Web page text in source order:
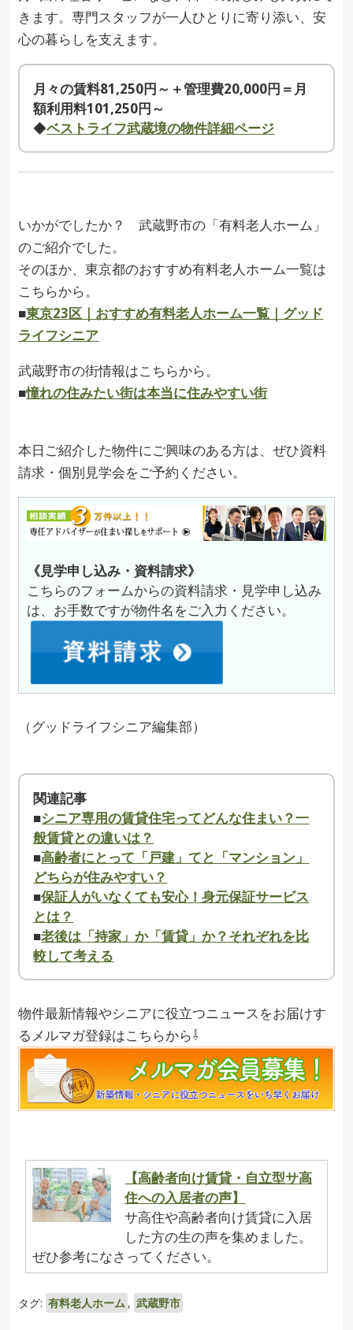
きます。専門スタッフが一人ひとりに寄り添い、安
心の暮らしを支えます。
月々の賃料81,250円～＋管理費20,000円＝月
額利用料101,250円～
◆ベストライフ武蔵境の物件詳細ページ
いかがでしたか？ 武蔵野市の「有料老人ホーム」
のご紹介でした。
そのほか、東京都のおすすめ有料老人ホーム一覧は
こちらから。
■東京23区｜おすすめ有料老人ホーム一覧｜グッド
ライフシニア
武蔵野市の街情報はこちらから。
■憧れの住みたい街は本当に住みやすい街
本日ご紹介した物件にご興味のある方は、ぜひ資料
請求・個別見学会をご予約ください。
《見学申し込み・資料請求》
こちらのフォームからの資料請求・見学申し込み
は、お手数ですが物件名をご入力ください。
（グッドライフシニア編集部）
関連記事
■シニア専用の賃貸住宅ってどんな住まい？一
般賃貸との違いは？
■高齢者にとって「戸建」てと「マンション」
どちらが住みやすい？
■保証人がいなくても安心！身元保証サービス
とは？
■老後は「持家」か「賃貸」か？それぞれを比
較して考える
物件最新情報やシニアに役立つニュースをお届けす
るメルマガ登録はこちらから⇩
【高齢者向け賃貸・自立型サ高
住への入居者の声】
サ高住や高齢者向け賃貸に入居
した方の生の声を集めました。
ぜひ参考になさってください。
タグ: 有料老人ホーム , 武蔵野市